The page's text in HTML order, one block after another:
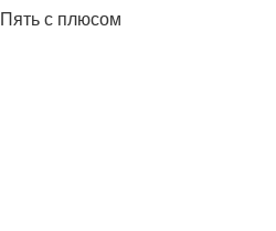
Пять с плюсом